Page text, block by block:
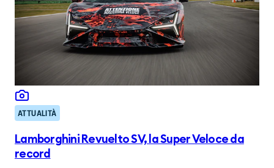
ATTUALITÀ
Lamborghini Revuelto SV, la Super Veloce da
record